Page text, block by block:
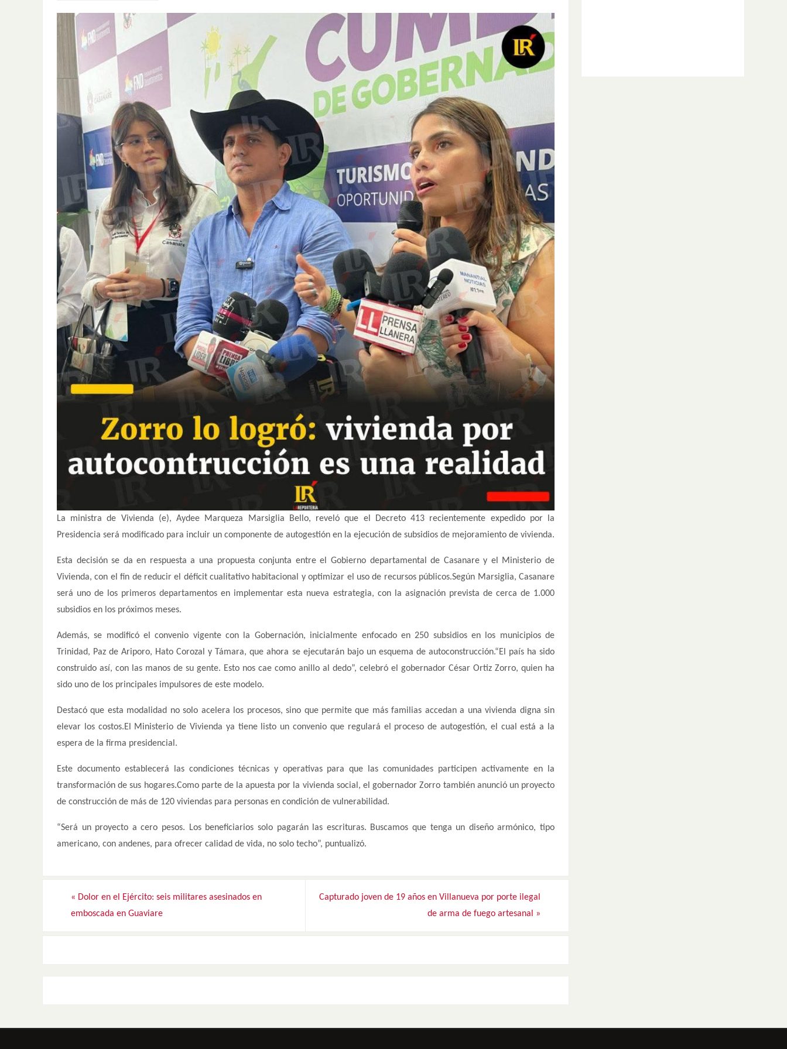
La ministra de Vivienda (e), Aydee Marqueza Marsiglia Bello, reveló que el Decreto 413 recientemente expedido por la
Presidencia será modificado para incluir un componente de autogestión en la ejecución de subsidios de mejoramiento de vivienda.
Esta decisión se da en respuesta a una propuesta conjunta entre el Gobierno departamental de Casanare y el Ministerio de
Vivienda, con el fin de reducir el déficit cualitativo habitacional y optimizar el uso de recursos públicos.Según Marsiglia, Casanare
será uno de los primeros departamentos en implementar esta nueva estrategia, con la asignación prevista de cerca de 1.000
subsidios en los próximos meses.
Además, se modificó el convenio vigente con la Gobernación, inicialmente enfocado en 250 subsidios en los municipios de
Trinidad, Paz de Ariporo, Hato Corozal y Támara, que ahora se ejecutarán bajo un esquema de autoconstrucción.“El país ha sido
construido así, con las manos de su gente. Esto nos cae como anillo al dedo”, celebró el gobernador César Ortiz Zorro, quien ha
sido uno de los principales impulsores de este modelo.
Destacó que esta modalidad no solo acelera los procesos, sino que permite que más familias accedan a una vivienda digna sin
elevar los costos.El Ministerio de Vivienda ya tiene listo un convenio que regulará el proceso de autogestión, el cual está a la
espera de la firma presidencial.
Este documento establecerá las condiciones técnicas y operativas para que las comunidades participen activamente en la
transformación de sus hogares.Como parte de la apuesta por la vivienda social, el gobernador Zorro también anunció un proyecto
de construcción de más de 120 viviendas para personas en condición de vulnerabilidad.
“Será un proyecto a cero pesos. Los beneficiarios solo pagarán las escrituras. Buscamos que tenga un diseño armónico, tipo
americano, con andenes, para ofrecer calidad de vida, no solo techo”, puntualizó.
« Dolor en el Ejército: seis militares asesinados en
emboscada en Guaviare
Capturado joven de 19 años en Villanueva por porte ilegal
de arma de fuego artesanal
»